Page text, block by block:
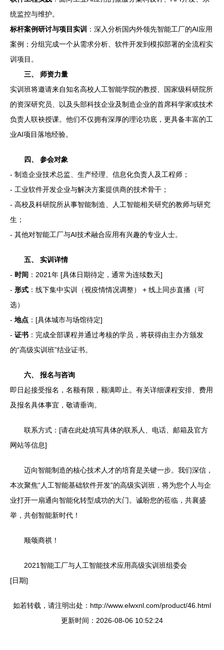
统监控与维护。
标杆案例研讨与项目实训 ：深入分析国内外领先智能工厂的AI应用
案例；分组完成一个从需求分析、软件开发到模拟部署的全流程实
训项目。
三、 师资力量
实训班将邀请来自知名高校人工智能学院的教授、国家级科研院所
的资深研究员、以及头部科技企业及制造企业的首席科学家或技术
负责人联袂授课。他们不仅拥有深厚的理论功底，更具备丰富的工
业AI项目落地经验。
四、 参会对象
- 制造企业技术总监、生产经理、信息化负责人及工程师；
- 工业软件开发企业与解决方案提供商的技术骨干；
- 高校及科研院所从事智能制造、人工智能相关研究的教师与研究
生；
- 其他对智能工厂与AI技术融合应用有兴趣的专业人士。
五、 实训详情
- 时间 ：2021年 [具体日期待定，通常为连续数天]
- 形式 ：线下集中实训（视疫情情况调整） + 线上同步直播（可
选）
- 地点 ：[具体城市与场馆待定]
- 证书 ：完成全部课程并通过考核的学员，将获得由主办方颁发
的“高级实训班”结业证书。
六、 报名与咨询
即日起接受报名，名额有限，额满即止。有关详细课程安排、费用
及报名具体事宜，敬请垂询。
联系方式：[请在此处填写具体的联系人、电话、邮箱及官方
网站等信息]
迈向智能制造的核心技术人才的培育是关键一步。我们深信，
本次聚焦“人工智能基础软件开发”的高级实训班，将为您个人与企
业打开一扇通向智能化转型成功的大门。诚盼您的莅临，共襄盛
举，共创智能新时代！
顺颂商祺！
2021智能工厂与人工智能技术应用高级实训班组委会
[日期]
如若转载，请注明出处：http://www.elwxnl.com/product/46.html
更新时间：2026-08-06 10:52:24